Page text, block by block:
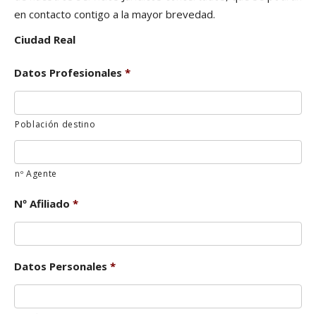
en contacto contigo a la mayor brevedad.
Ciudad Real
Datos Profesionales *
Población destino
nº Agente
Nº Afiliado *
Datos Personales *